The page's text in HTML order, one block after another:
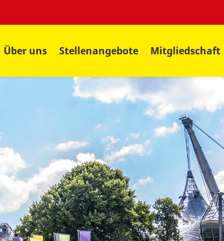
Über uns Stellenangebote Mitgliedschaft